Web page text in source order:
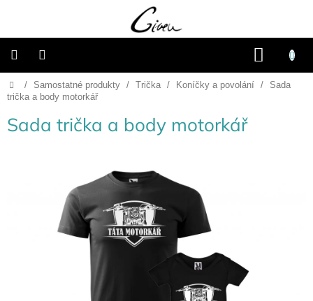
KOŠÍK
Připravené
dárkové
Vánoce
Domů
/ Samostatné produkty / Trička / Koníčky a povolání /
Sada
trička a body motorkář
Sada trička a body motorkář